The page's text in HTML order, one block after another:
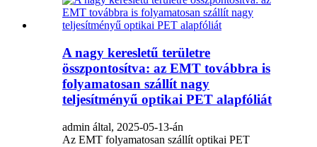
A nagy keresletű területre
összpontosítva: az EMT továbbra is
folyamatosan szállít nagy
teljesítményű optikai PET alapfóliát
admin által, 2025-05-13-án
Az EMT folyamatosan szállít optikai PET